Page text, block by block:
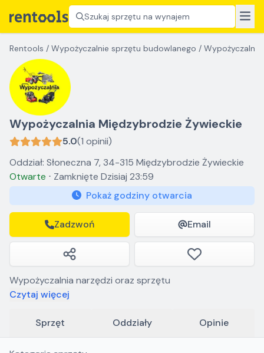
Szukaj sprzętu na wynajem
Rentools / Wypożyczalnie sprzętu budowlanego /
Wypożyczalnia Międzybrodzie Żywieckie
5.0(1 opinii)
Oddział: Słoneczna 7, 34-315 Międzybrodzie Żywieckie
Otwarte ⋅ Zamknięte Dzisiaj 23:59
Pokaż godziny otwarcia
Zadzwoń Email
Wypożyczalnia narzędzi oraz sprzętu
Czytaj więcej
Sprzęt Oddziały Opinie